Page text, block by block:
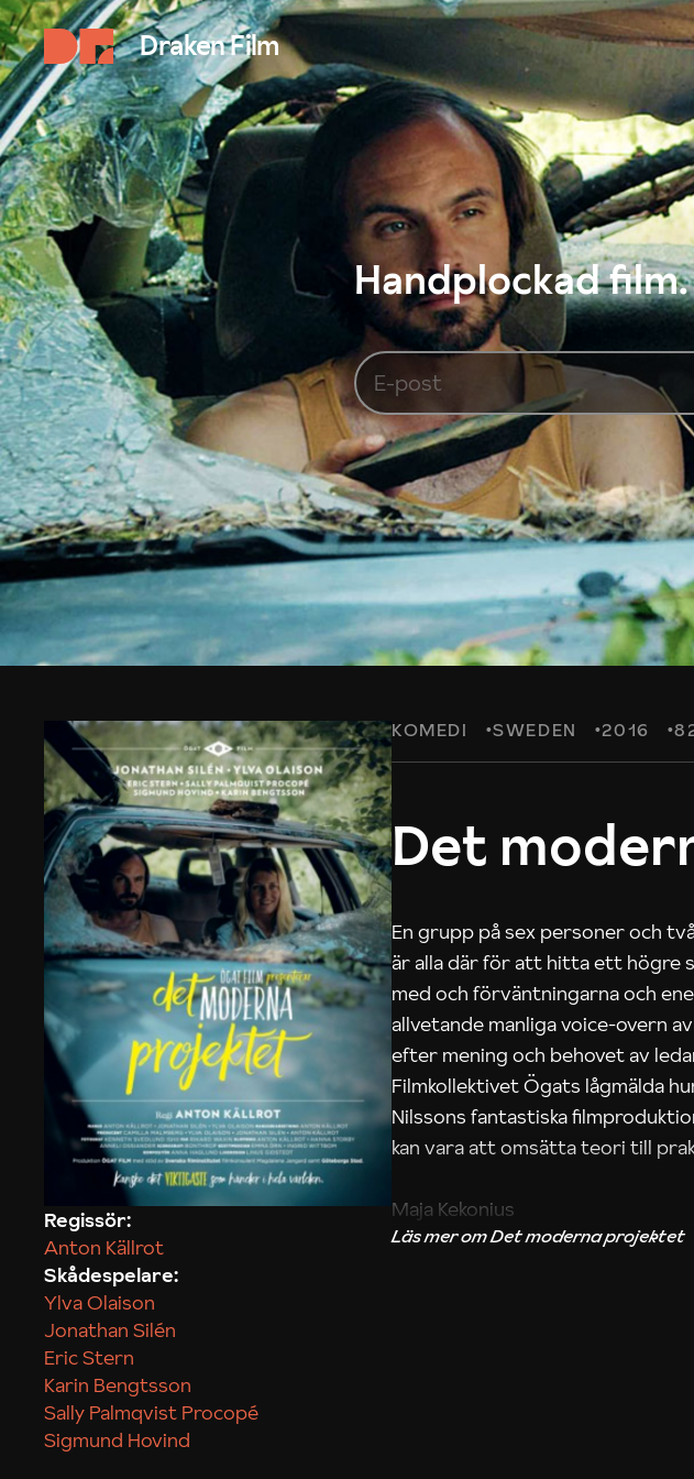
Draken Film
Handplockad
KOMEDI SWEDEN 2016
Det
En grupp på sex personer och
är alla där för att hitta ett högre
med och förväntningarna och
allvetande manliga voice-overn
efter mening och behovet av
Filmkollektivet Ögats lågmälda
Nilssons fantastiska
kan vara att omsätta teori till
Maja Kekonius
Regissör:
Anton Källrot
Skådespelare:
Ylva Olaison
Jonathan Silén
Eric Stern
Karin Bengtsson
Sally Palmqvist Procopé
Sigmund Hovind